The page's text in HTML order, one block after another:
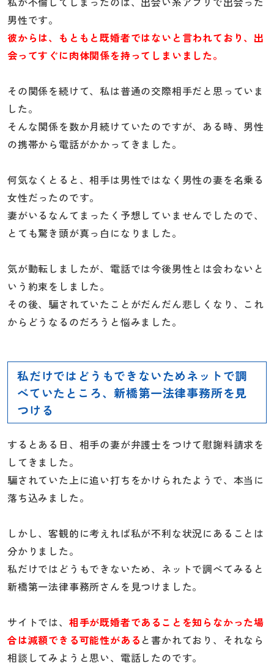
男性です。
彼からは、もともと既婚者ではないと言われており、出
会ってすぐに肉体関係を持ってしまいました。
その関係を続けて、私は普通の交際相手だと思っていま
した。
そんな関係を数か月続けていたのですが、ある時、男性
の携帯から電話がかかってきました。
何気なくとると、相手は男性ではなく男性の妻を名乗る
女性だったのです。
妻がいるなんてまったく予想していませんでしたので、
とても驚き頭が真っ白になりました。
気が動転しましたが、電話では今後男性とは会わないと
いう約束をしました。
その後、騙されていたことがだんだん悲しくなり、これ
からどうなるのだろうと悩みました。
私だけではどうもできないためネットで調
べていたところ、新橋第一法律事務所を見
つける
するとある日、相手の妻が弁護士をつけて慰謝料請求を
してきました。
騙されていた上に追い打ちをかけられたようで、本当に
落ち込みました。
しかし、客観的に考えれば私が不利な状況にあることは
分かりました。
私だけではどうもできないため、ネットで調べてみると
新橋第一法律事務所さんを見つけました。
サイトでは、 相手が既婚者であることを知らなかった場
合は減額できる可能性がある と書かれており、それなら
相談してみようと思い、電話したのです。